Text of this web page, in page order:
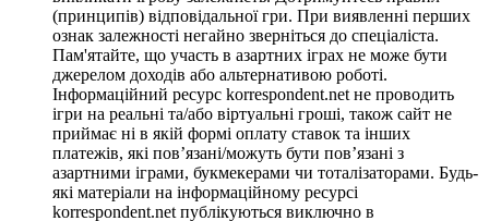
(принципів) відповідальної гри. При виявленні перших
ознак залежності негайно зверніться до спеціаліста.
Пам'ятайте, що участь в азартних іграх не може бути
джерелом доходів або альтернативою роботі.
Інформаційний ресурс korrespondent.net не проводить
ігри на реальні та/або віртуальні гроші, також сайт не
приймає ні в якій формі оплату ставок та інших
платежів, які пов’язані/можуть бути пов’язані з
азартними іграми, букмекерами чи тоталізаторами. Будь-
які матеріали на інформаційному ресурсі
korrespondent.net публікуються виключно в